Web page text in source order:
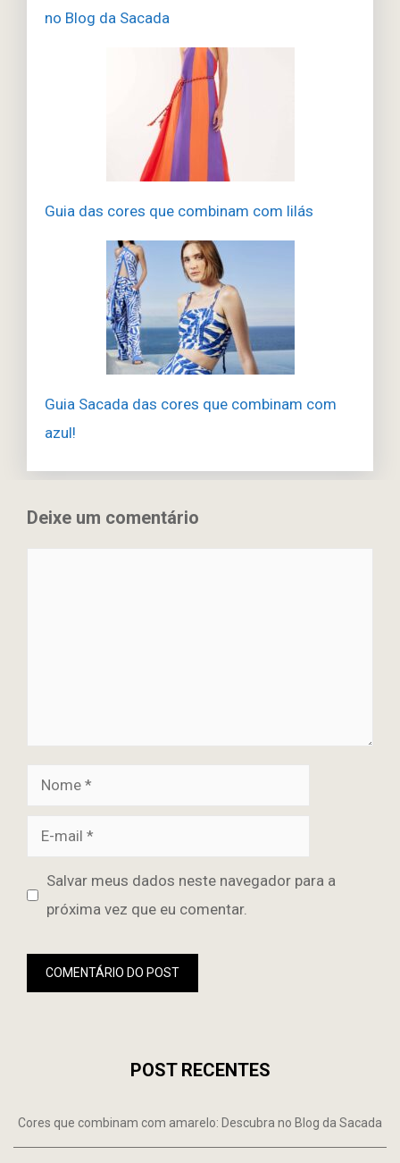
no Blog da Sacada
Guia das cores que combinam com lilás
Guia Sacada das cores que combinam com
azul!
Deixe um comentário
Nome
mail
SiteSalvar meus dados neste navegador para a
próxima vez que eu comentar.
POST RECENTES
Cores que combinam com amarelo: Descubra no Blog da Sacada